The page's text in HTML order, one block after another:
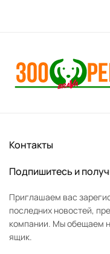
Контакты
Подпишитесь и
Приглашаем вас
последних новостей,
компании. Мы обещаем
ящик.